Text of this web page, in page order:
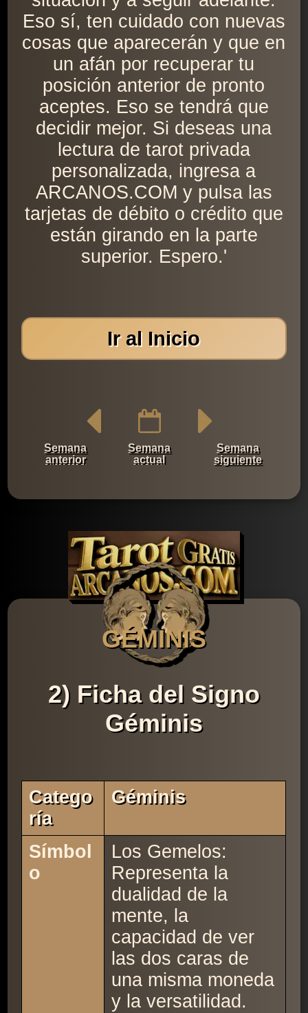
Eso sí, ten cuidado con nuevas
cosas que aparecerán y que en
un afán por recuperar tu
posición anterior de pronto
aceptes. Eso se tendrá que
decidir mejor. Si deseas una
lectura de tarot privada
personalizada, ingresa a
ARCANOS.COM y pulsa las
tarjetas de débito o crédito que
están girando en la parte
superior. Espero.'
Ir al Inicio
Semana
anterior
Semana
actual
Semana
siguiente
GÉMINIS
2) Ficha del Signo
Géminis
Catego
Ría
Géminis
Símbol
o
Los Gemelos:
Representa la
dualidad de la
mente, la
capacidad de ver
las dos caras de
una misma moneda
y la versatilidad.